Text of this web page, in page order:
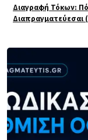
Διαγραφή Τόκων:
Διαπραγματεύεσαι